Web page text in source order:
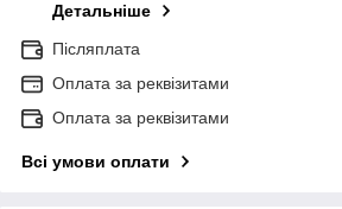
Детальніше
Післяплата
Оплата за реквізитами
Оплата за реквізитами
Всі умови оплати